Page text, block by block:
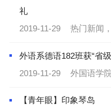
礼
2019-11-29
热门新闻
外语系德语182班获“省
2019-11-29
外国语学
【青年眼】印象琴岛